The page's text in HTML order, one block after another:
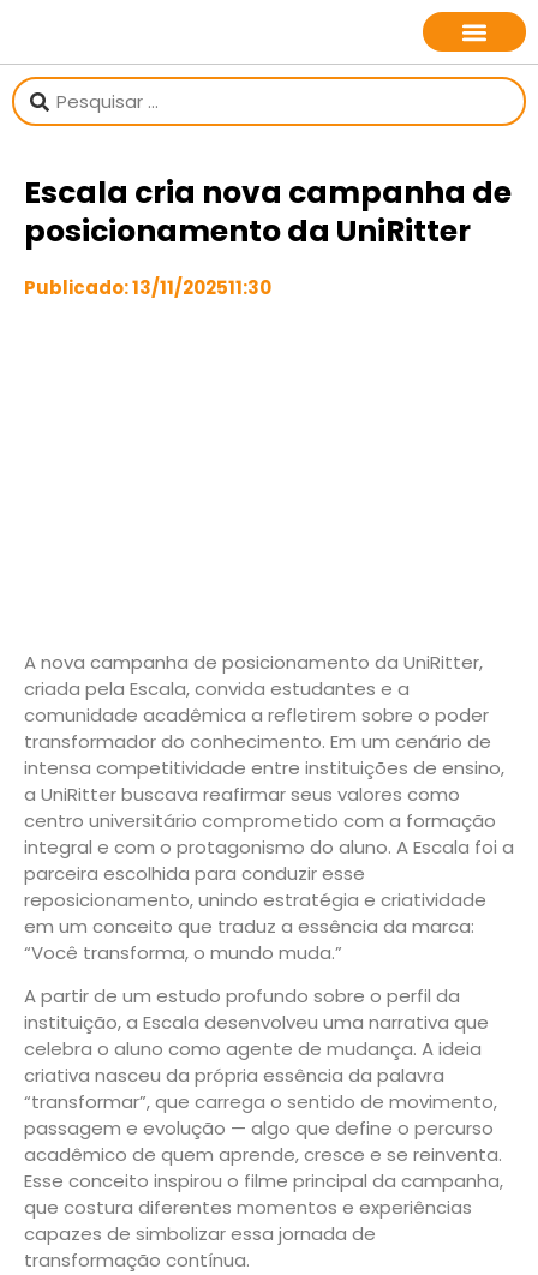
Escala cria nova campanha de
posicionamento da UniRitter
Publicado:13/11/202511:30
A nova campanha de posicionamento da UniRitter,
criada pela Escala, convida estudantes e a
comunidade acadêmica a refletirem sobre o poder
transformador do conhecimento. Em um cenário de
intensa competitividade entre instituições de ensino,
a UniRitter buscava reafirmar seus valores como
centro universitário comprometido com a formação
integral e com o protagonismo do aluno. A Escala foi a
parceira escolhida para conduzir esse
reposicionamento, unindo estratégia e criatividade
em um conceito que traduz a essência da marca:
“Você transforma, o mundo muda.”
A partir de um estudo profundo sobre o perfil da
instituição, a Escala desenvolveu uma narrativa que
celebra o aluno como agente de mudança. A ideia
criativa nasceu da própria essência da palavra
“transformar”, que carrega o sentido de movimento,
passagem e evolução — algo que define o percurso
acadêmico de quem aprende, cresce e se reinventa.
Esse conceito inspirou o filme principal da campanha,
que costura diferentes momentos e experiências
capazes de simbolizar essa jornada de
transformação contínua.